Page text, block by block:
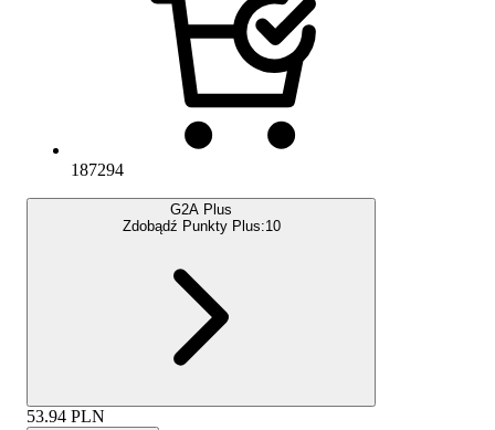
187294
G2A Plus
Zdobądź Punkty Plus:10
53.94 PLN